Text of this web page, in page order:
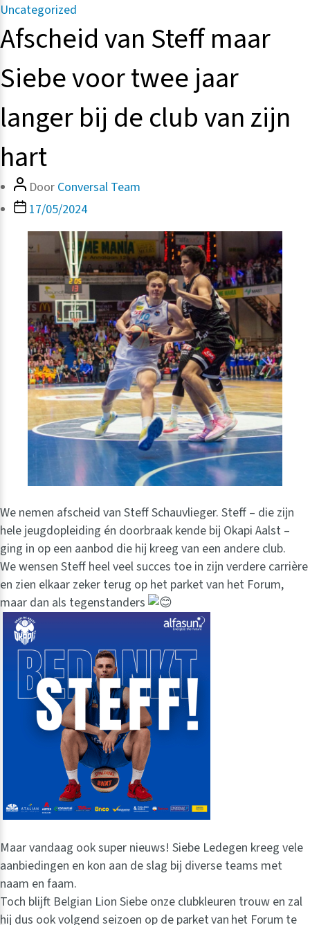
Categorieën
Uncategorized
Afscheid van Steff maar
Siebe voor twee jaar
langer bij de club van zijn
hart
Bericht
auteur
Door Conversal Team
Berichtdatum
17/05/2024
We nemen afscheid van Steff Schauvlieger. Steff – die zijn
hele jeugdopleiding én doorbraak kende bij Okapi Aalst –
ging in op een aanbod die hij kreeg van een andere club.
We wensen Steff heel veel succes toe in zijn verdere carrière
en zien elkaar zeker terug op het parket van het Forum,
maar dan als tegenstanders
Maar vandaag ook super nieuws! Siebe Ledegen kreeg vele
aanbiedingen en kon aan de slag bij diverse teams met
naam en faam.
Toch blijft Belgian Lion Siebe onze clubkleuren trouw en zal
hij dus ook volgend seizoen op de parket van het Forum te